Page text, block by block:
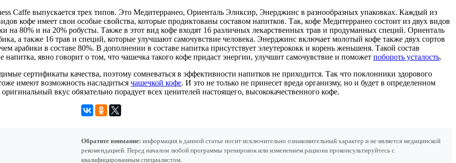
Caffe выпускается трех типов. Это Медитерранео, Ориенталь Эликсир, Энерджинс в разнообразных упаковках. Каждый из
кофе имеет свои особые свойства, которые продиктованы составом напитков. Так, кофе Медитерранео состоит из двух видов
на 80% и на 20% робусты. Также в этот вид кофе входят 16 различных лекарственных трав и продуманных специй. Ориенталь
а также 16 трав и специй, которые улучшают самочувствие человека. Энерджинс включает молотый кофе также двух сортов
арабики в составе 80%. В дополнении в составе напитка присутствует элеутерококк и корень женьшеня. Такой состав
напитка, явно говорит о том, что чашечка такого кофе придаст энергии, улучшит самочувствие и поможет побороть усталость.
сертификаты качества, поэтому сомневаться в эффективности напитков не приходится. Так что поклонники здорового
имеют возможность насладиться чашечкой кофе. И это не только не принесет вреда организму, но и будет в определенном
вкус обязательно порадует всех ценителей настоящего, высококачественного кофе.
Обратите внимание: информация в данной статье носит исключительно ознакомительный характер и не является медицинской
рекомендацией. Перед началом любой программы тренировок или изменением рациона проконсультируйтесь с
квалифицированным специалистом.